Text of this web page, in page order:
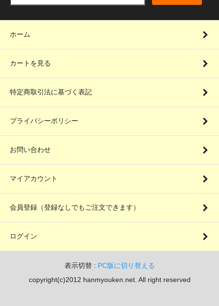
ホーム
カートを見る
特定商取引法に基づく表記
プライバシーポリシー
お問い合わせ
マイアカウント
会員登録（登録なしでもご注文できます）
ログイン
表示切替 : PC版に切り替える
copyright(c)2012 hanmyouken.net. All right reserved